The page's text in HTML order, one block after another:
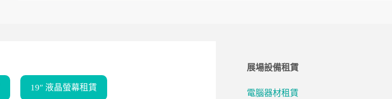
19″ 液晶螢幕租賃
展場設備租賃
電腦器材租賃